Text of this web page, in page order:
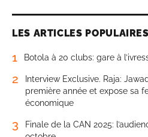
LES ARTICLES POPULAIRES
1 Botola à 20 clubs: gare à
2
Interview Exclusive. Raja:
première année et expose sa
économique
3
Finale de la CAN 2025: